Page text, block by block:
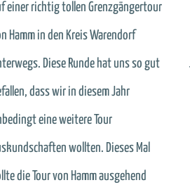
einer richtig tollen Grenzgängertour
Hamm in den Kreis Warendorf
Diese Runde hat uns so gut
dass wir in diesem Jahr
eine weitere Tour
wollten. Dieses Mal
die Tour von Hamm ausgehend